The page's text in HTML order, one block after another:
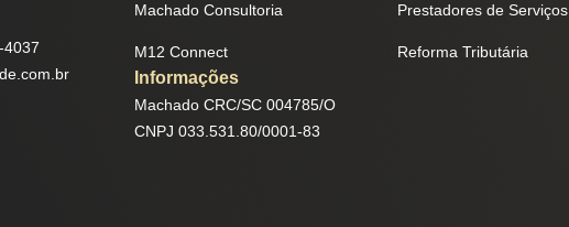
4037
Machado Consultoria
M12 Connect
Informações
Machado CRC/SC 004785/O
CNPJ 033.531.80/0001-83
Prestadores de Serviços
Reforma Tributária